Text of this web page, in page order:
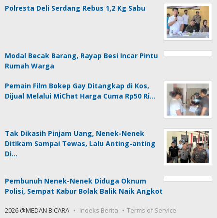
Polresta Deli Serdang Rebus 1,2 Kg Sabu
Modal Becak Barang, Rayap Besi Incar Pintu
Rumah Warga
Pemain Film Bokep Gay Ditangkap di Kos,
Dijual Melalui MiChat Harga Cuma Rp50 Ri…
Tak Dikasih Pinjam Uang, Nenek-Nenek
Ditikam Sampai Tewas, Lalu Anting-anting
Di…
Pembunuh Nenek-Nenek Diduga Oknum
Polisi, Sempat Kabur Bolak Balik Naik Angkot
2026 @MEDAN BICARA Indeks Berita Terms of Service